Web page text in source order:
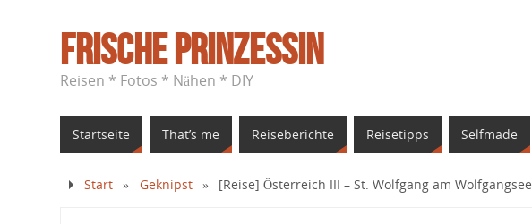
Frische Prinzessin
Reisen * Fotos * Nähen * DIY
Startseite That’s me Reiseberichte Reisetipps Selfmade
Start » Geknipst » [Reise] Österreich III – St. Wolfgang am Wolfgangsee